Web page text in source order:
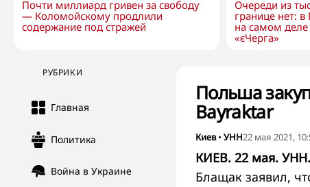
Почти миллиард гривен за свободу
— Коломойскому продлили
содержание под стражей
Очереди из
границе нет:
на самом деле
«єЧерга»
РУБРИКИ
Главная
Политика
Война в Украине
Польша
Bayraktar
Киев• УНН22 мая 2021,
КИЕВ. 22 мая. УНН.
Блащак заявил,